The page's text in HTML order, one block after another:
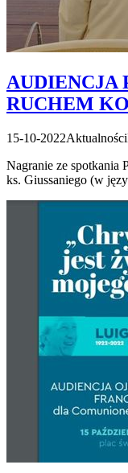
AUDIENCJA
RUCHEM
15-10-2022Aktualności
Nagranie ze spotkania
ks. Giussaniego (w